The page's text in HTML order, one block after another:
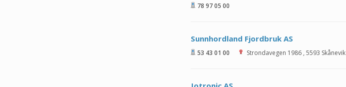
78 97 05 00
Sunnhordland Fjordbruk AS
53 43 01 00 Strondavegen 1986 , 5593 Skånevik